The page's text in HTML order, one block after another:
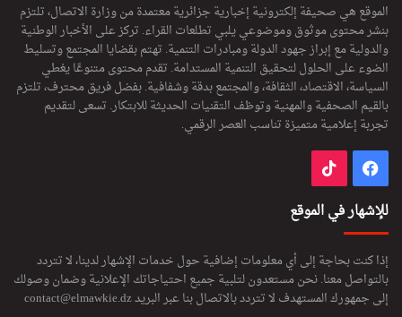
الموقع هي صحيفة إلكترونية إخبارية جزائرية معتمدة من وزارة الاتصال، تلتزم
بنشر محتوى موثوق وموضوعي يلبي تطلعات القراء. تركز على الأخبار الوطنية
والدولية مع إبراز جهود الدولة ومبادرات التنمية. تهتم بقضايا المجتمع وتسليط
الضوء على الحلول لتحقيق التنمية المستدامة. تقدم محتوى متنوعًا يغطي
السياسة، الاقتصاد، الثقافة، والمجتمع بدقة وشفافية. بفضل فريق محترف، تلتزم
بالقيم الصحفية والمهنية وتوظف التقنيات الحديثة للابتكار. تسعى لتقديم
تجربة إعلامية متميزة تناسب العصر الرقمي.
فيسبوك
للإشهار في الموقع
إذا كنت بحاجة إلى أي معلومات إضافية حول خدمات الإشهار لدينا، لا تتردد
بالتواصل معنا. نحن مستعدون لتلبية جميع احتياجاتك الإعلانية وضمان وصولك
إلى جمهورك المستهدف لا تتردد بالاتصال بنا عبر البريدcontact@elmawkie.dz